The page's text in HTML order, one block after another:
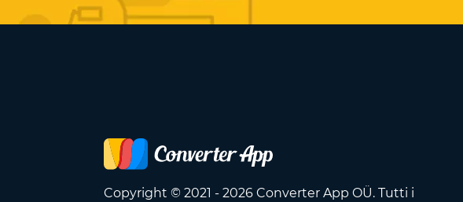
Copyright © 2021 - 2026 Converter App OÜ. Tutti i